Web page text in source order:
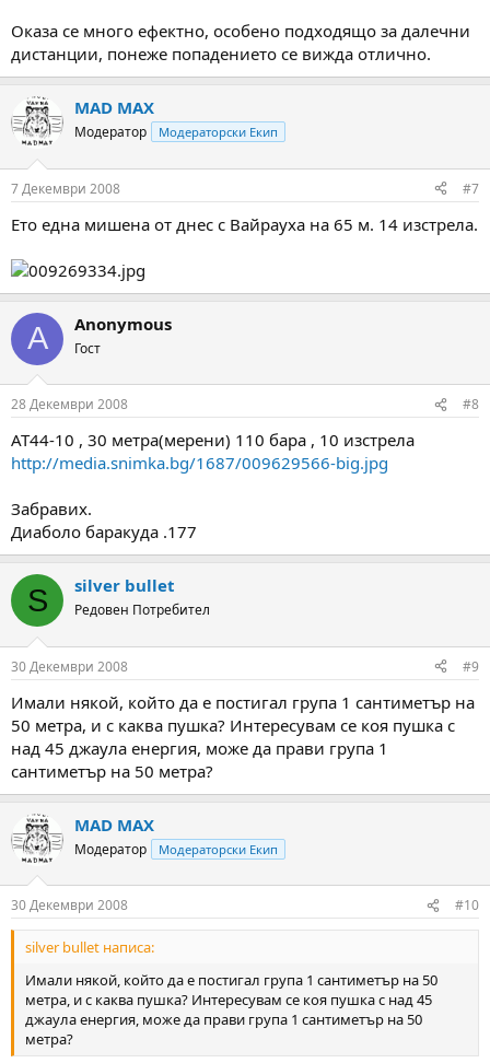
Оказа се много ефектно, особено подходящо за далечни
дистанции, понеже попадението се вижда отлично.
MAD MAX
Модератор Модераторски Екип
7 Декември 2008 #7
Ето една мишена от днес с Вайрауха на 65 м. 14 изстрела.
A Anonymous
Гост
28 Декември 2008 #8
AT44-10 , 30 метра(мерени) 110 бара , 10 изстрела
http://media.snimka.bg/1687/009629566-big.jpg
Забравих.
Диаболо баракуда .177
S silver bullet
Редовен Потребител
30 Декември 2008 #9
Имали някой, който да е постигал група 1 сантиметър на
50 метра, и с каква пушка? Интересувам се коя пушка с
над 45 джаула енергия, може да прави група 1
сантиметър на 50 метра?
MAD MAX
Модератор Модераторски Екип
30 Декември 2008 #10
silver bullet написа:
Имали някой, който да е постигал група 1 сантиметър на 50
метра, и с каква пушка? Интересувам се коя пушка с над 45
джаула енергия, може да прави група 1 сантиметър на 50
метра?